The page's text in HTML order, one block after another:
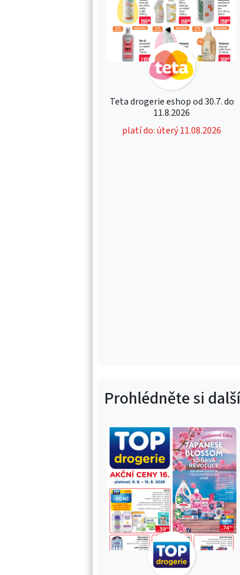
Teta drogerie eshop od 30.7. do
11.8.2026
platí do: úterý 11.08.2026
Prohlédněte si